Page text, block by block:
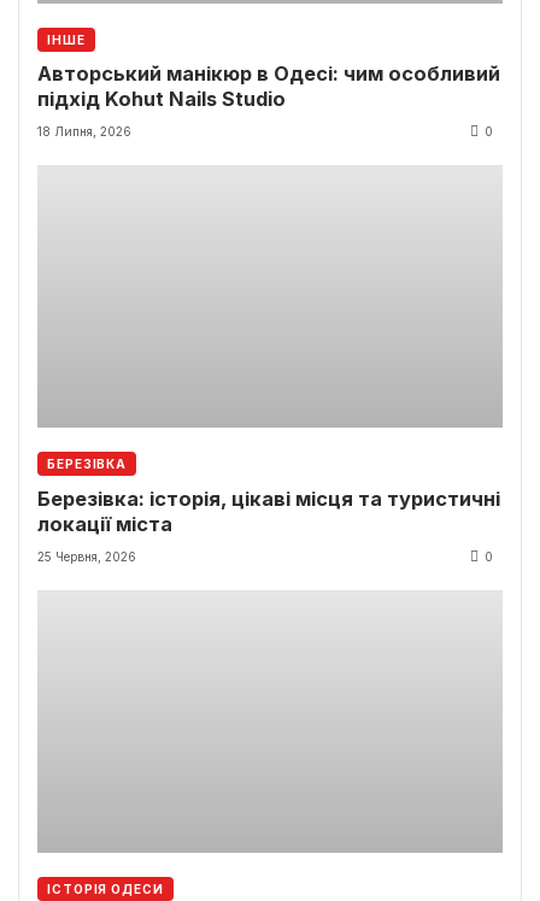
ІНШЕ
Авторський манікюр в Одесі: чим особливий
підхід Kohut Nails Studio
18 Липня, 2026 0
БЕРЕЗІВКА
Березівка: історія, цікаві місця та туристичні
локації міста
25 Червня, 2026 0
ІСТОРІЯ ОДЕСИ